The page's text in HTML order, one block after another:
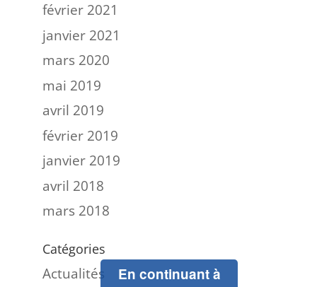
février 2021
janvier 2021
mars 2020
mai 2019
avril 2019
février 2019
janvier 2019
avril 2018
mars 2018
Catégories
Actualités
En continuant à